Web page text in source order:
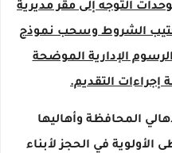
التوجه إلى مقر مديرية
الشروط وسحب نموذج
الإدارية الموضحة
إجراءات التقديم.
المحافظة وأهاليها
في الحجز لأبناء